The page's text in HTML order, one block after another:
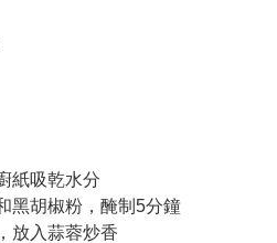
紙吸乾水分
黑胡椒粉，醃制5分鐘
放入蒜蓉炒香